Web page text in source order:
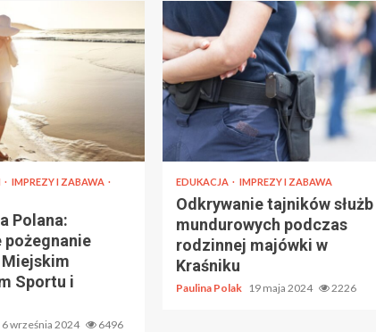
IMPREZY I ZABAWA
Polana:
pożegnanie
Sportu i
6 września 2024 6496
EDUKACJA IMPREZY I ZABAWA
Odkrywanie tajników służb
mundurowych podczas
rodzinnej majówki w
Kraśniku
Paulina Polak 19 maja 2024 2226